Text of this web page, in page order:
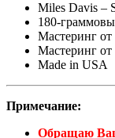
Miles Davis –
180-
Мастеринг
Мастеринг
Made in USA
Примечание:
Обращаю